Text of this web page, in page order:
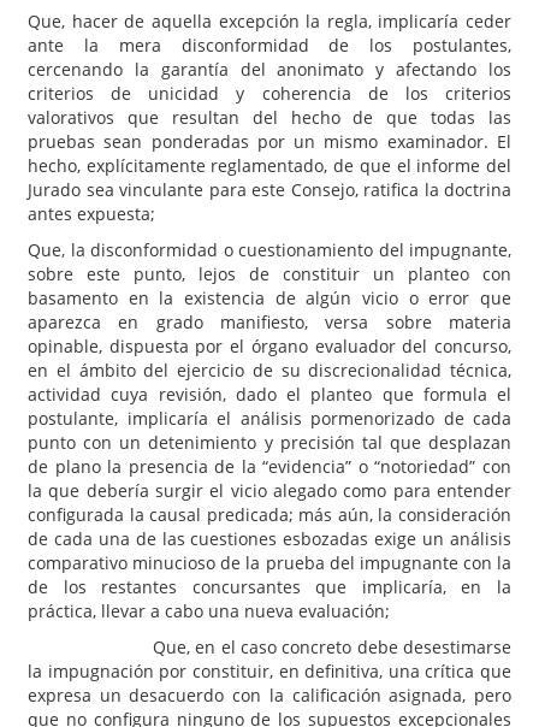
Que, hacer de aquella excepción la regla, implicaría ceder
ante la mera disconformidad de los postulantes,
cercenando la garantía del anonimato y afectando los
criterios de unicidad y coherencia de los criterios
valorativos que resultan del hecho de que todas las
pruebas sean ponderadas por un mismo examinador. El
hecho, explícitamente reglamentado, de que el informe del
Jurado sea vinculante para este Consejo, ratifica la doctrina
antes expuesta;
Que, la disconformidad o cuestionamiento del impugnante,
sobre este punto, lejos de constituir un planteo con
basamento en la existencia de algún vicio o error que
aparezca en grado manifiesto, versa sobre materia
opinable, dispuesta por el órgano evaluador del concurso,
en el ámbito del ejercicio de su discrecionalidad técnica,
actividad cuya revisión, dado el planteo que formula el
postulante, implicaría el análisis pormenorizado de cada
punto con un detenimiento y precisión tal que desplazan
de plano la presencia de la “evidencia” o “notoriedad” con
la que debería surgir el vicio alegado como para entender
configurada la causal predicada; más aún, la consideración
de cada una de las cuestiones esbozadas exige un análisis
comparativo minucioso de la prueba del impugnante con la
de los restantes concursantes que implicaría, en la
práctica, llevar a cabo una nueva evaluación;
Que, en el caso concreto debe desestimarse
la impugnación por constituir, en definitiva, una crítica que
expresa un desacuerdo con la calificación asignada, pero
que no configura ninguno de los supuestos excepcionales